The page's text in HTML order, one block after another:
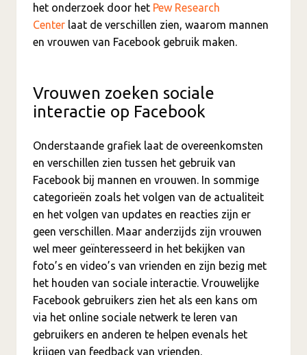
het onderzoek door het Pew Research
Center laat de verschillen zien, waarom mannen
en vrouwen van Facebook gebruik maken.
Vrouwen zoeken sociale
interactie op Facebook
Onderstaande grafiek laat de overeenkomsten
en verschillen zien tussen het gebruik van
Facebook bij mannen en vrouwen. In sommige
categorieën zoals het volgen van de actualiteit
en het volgen van updates en reacties zijn er
geen verschillen. Maar anderzijds zijn vrouwen
wel meer geïnteresseerd in het bekijken van
foto’s en video’s van vrienden en zijn bezig met
het houden van sociale interactie. Vrouwelijke
Facebook gebruikers zien het als een kans om
via het online sociale netwerk te leren van
gebruikers en anderen te helpen evenals het
krijgen van feedback van vrienden.